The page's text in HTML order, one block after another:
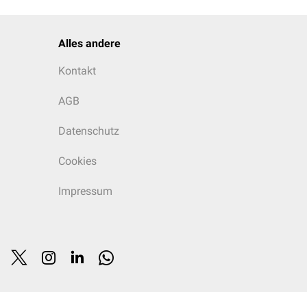
Alles andere
Kontakt
AGB
Datenschutz
Cookies
Impressum